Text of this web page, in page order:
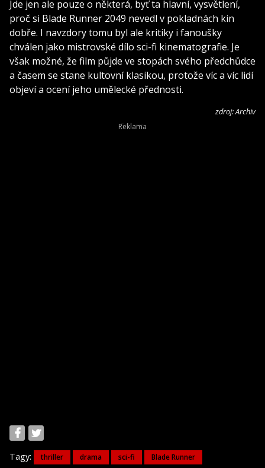
Jde jen ale pouze o některá, byť ta hlavní, vysvětlení,
proč si Blade Runner 2049 nevedl v pokladnách kin
dobře. I navzdory tomu byl ale kritiky i fanoušky
chválen jako mistrovské dílo sci-fi kinematografie. Je
však možné, že film půjde ve stopách svého předchůdce
a časem se stane kultovní klasikou, protože víc a víc lidí
objeví a ocení jeho umělecké přednosti.
zdroj: Archiv
Tagy: thriller drama sci-fi Blade Runner